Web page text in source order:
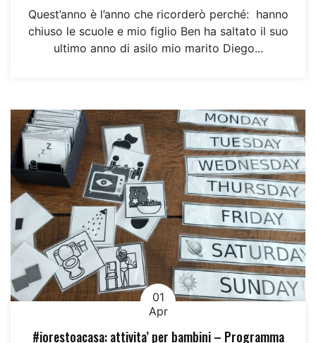
Quest’anno è l’anno che ricorderò perché: hanno
chiuso le scuole e mio figlio Ben ha saltato il suo
ultimo anno di asilo mio marito Diego...
01
Apr
#iorestoacasa: attivita’ per bambini – Programma